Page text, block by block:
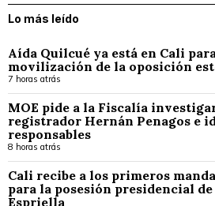
Lo más leído
Aída Quilcué ya está en Cali
movilización de la oposición
7 horas atrás
MOE pide a la Fiscalía
registrador Hernán Penagos e
responsables
8 horas atrás
Cali recibe a los primeros
para la posesión presidencial
Espriella